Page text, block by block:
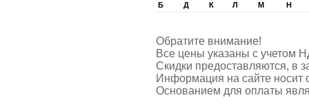
Б Д К Л М Н
Обратите внимание!
Все цены указаны с учетом
Скидки предоставляются, в
Информация на сайте носит
Основанием для оплаты